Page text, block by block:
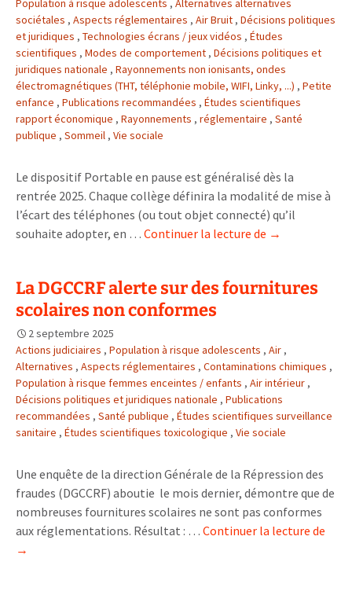
proto »)
inquiète
les
soignants
Population à risque adolescents , Alternatives alternatives
sociétales , Aspects réglementaires , Air Bruit , Décisions politiques
et juridiques , Technologies écrans / jeux vidéos , Études
scientifiques , Modes de comportement , Décisions politiques et
juridiques nationale , Rayonnements non ionisants, ondes
électromagnétiques (THT, téléphonie mobile, WIFI, Linky, ...) , Petite
enfance , Publications recommandées , Études scientifiques
rapport économique , Rayonnements , réglementaire , Santé
publique , Sommeil , Vie sociale
Le dispositif Portable en pause est généralisé dès la
rentrée 2025. Chaque collège définira la modalité de mise à
l’écart des téléphones (ou tout objet connecté) qu’il
souhaite adopter, en … Continuer la lecture de Généralisation
pause
collège
après
2024
→
La DGCCRF alerte sur des fournitures
scolaires non conformes
2 septembre 2025
Actions judiciaires , Population à risque adolescents , Air ,
Alternatives , Aspects réglementaires , Contaminations chimiques ,
Population à risque femmes enceintes / enfants , Air intérieur ,
Décisions politiques et juridiques nationale , Publications
recommandées , Santé publique , Études scientifiques surveillance
sanitaire , Études scientifiques toxicologique , Vie sociale
Une enquête de la direction Générale de la Répression des
fraudes (DGCCRF) aboutie le mois dernier, démontre que de
nombreuses fournitures scolaires ne sont pas conformes
aux réglementations. Résultat : … Continuer la lecture de
→